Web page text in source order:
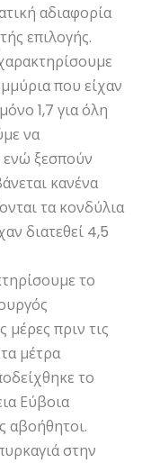
αδιαφορία
επιλογής.
που είχαν
1,7 για όλη
να
ενώ ξεσπούν
κανένα
τα κονδύλια
διατεθεί 4,5
το
μέρες πριν τις
μέτρα
το
Εύβοια
αβοήθητοι.
στην